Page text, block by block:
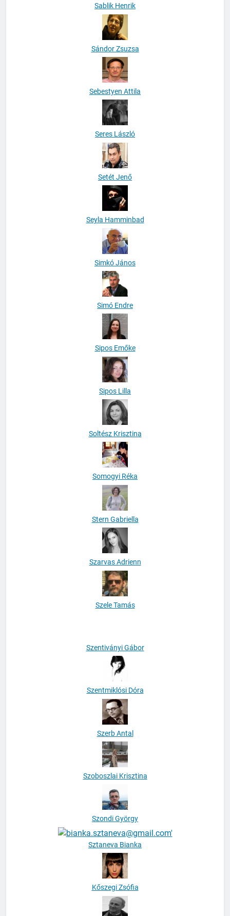
Sablik Henrik
Sándor Zsuzsa
Sebestyen Attila
Seres László
Setét Jenő
Seyla Hamminbad
Simkó János
Simó Endre
Sipos Emőke
Sipos Lilla
Soltész Krisztina
Somogyi Réka
Stern Gabriella
Szarvas Adrienn
Szele Tamás
Szentmiklósi Dóra
Szerb Antal
Szoboszlai Krisztina
Szondi György
Kőszegi Zsófia
Tábori György